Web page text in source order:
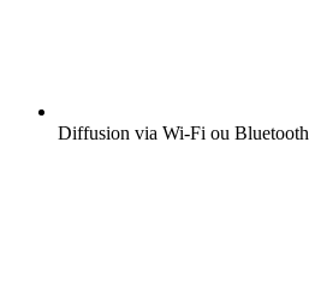
Diffusion via Wi-Fi ou Bluetooth